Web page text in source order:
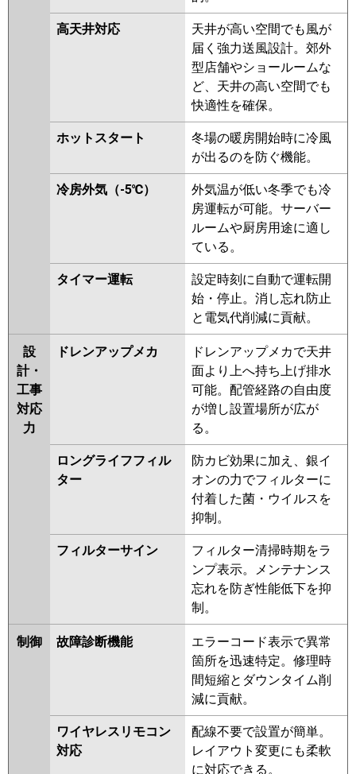
高天井対応
天井が高い空間でも風が
届く強力送風設計。郊外
型店舗やショールームな
ど、天井の高い空間でも
快適性を確保。
ホットスタート
冬場の暖房開始時に冷風
が出るのを防ぐ機能。
冷房外気（-5℃）
外気温が低い冬季でも冷
房運転が可能。サーバー
ルームや厨房用途に適し
ている。
タイマー運転
設定時刻に自動で運転開
始・停止。消し忘れ防止
と電気代削減に貢献。
設
計・
工事
対応
力
ドレンアップメカ
ドレンアップメカで天井
面より上へ持ち上げ排水
可能。配管経路の自由度
が増し設置場所が広が
る。
ロングライフフィル
ター
防カビ効果に加え、銀イ
オンの力でフィルターに
付着した菌・ウイルスを
抑制。
フィルターサイン
フィルター清掃時期をラ
ンプ表示。メンテナンス
忘れを防ぎ性能低下を抑
制。
制御 故障診断機能
エラーコード表示で異常
箇所を迅速特定。修理時
間短縮とダウンタイム削
減に貢献。
ワイヤレスリモコン
対応
配線不要で設置が簡単。
レイアウト変更にも柔軟
に対応できる。